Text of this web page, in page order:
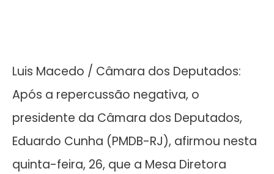
Luis Macedo / Câmara dos Deputados:
Após a repercussão negativa, o
presidente da Câmara dos Deputados,
Eduardo Cunha (PMDB-RJ), afirmou nesta
quinta-feira, 26, que a Mesa Diretora